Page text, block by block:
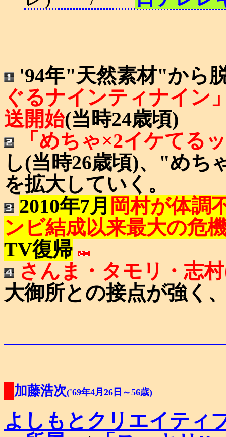
'94年"天然素材"から
ぐるナインティナイン
送開始(当時24歳頃)
「めちゃ×2イケてる
し(当時26歳頃)、"めち
を拡大していく。
2010年7月 岡村が体調
ンビ結成以来最大の危
TV復帰
さんま・タモリ・志
大御所との接点が強く
加藤浩次('69年4月26日～56歳)
よしもとクリエイティ